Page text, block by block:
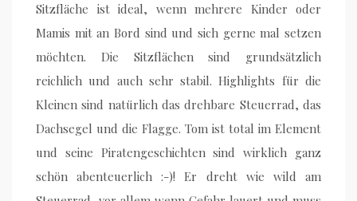
Sitzfläche ist ideal, wenn mehrere Kinder oder
Mamis mit an Bord sind und sich gerne mal setzen
möchten. Die Sitzflächen sind grundsätzlich
reichlich und auch sehr stabil. Highlights für die
Kleinen sind natürlich das drehbare Steuerrad, das
Dachsegel und die Flagge. Tom ist total im Element
und seine Piratengeschichten sind wirklich ganz
schön abenteuerlich :-)! Er dreht wie wild am